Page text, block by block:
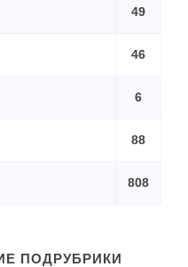
49
46
6
88
808
ПОДРУБРИКИ